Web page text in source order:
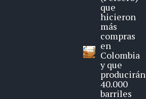
que
hicieron
más
compras
en
Colombia
y que
producirán
40.000
barriles